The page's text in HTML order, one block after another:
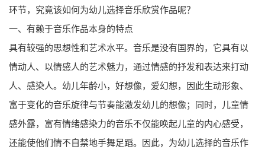
环节，究竟该如何为幼儿选择音乐欣赏作品呢？
一、有赖于音乐作品本身的特点
具有较强的思想性和艺术水平。音乐是没有国界的，它具有以
情动人、以情感人的艺术魅力，通过情感的抒发和表达来打动
人、感染人。幼儿年龄小，好想像，爱幻想，因此生动形象、
富于变化的音乐旋律与节奏能激发幼儿的想像；同时，儿童情
感外露，富有情绪感染力的音乐不仅能唤起儿童的内心感受，
还能使他们情不自禁地手舞足蹈。因此，为幼儿选择的音乐作